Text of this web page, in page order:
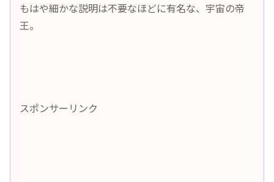
もはや細かな説明は不要なほどに有名な、宇宙の帝
王。
スポンサーリンク